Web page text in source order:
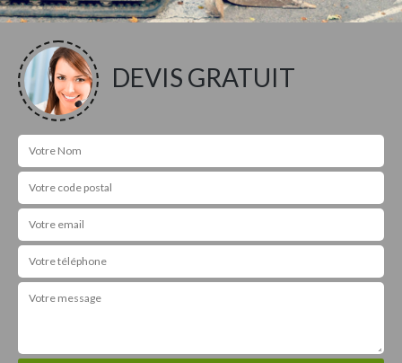
DEVIS GRATUIT